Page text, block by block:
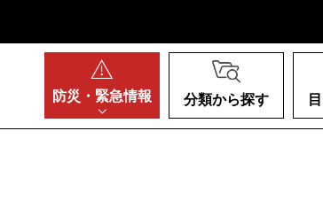
防災・ 緊急情報 分類から探す